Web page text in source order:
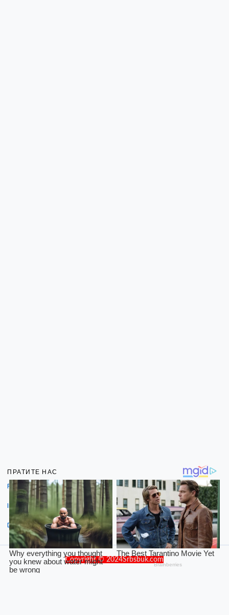
ПРАТИТЕ НАС
Facebook
Instagram
Dribbble
Copyright © 2024Srbsbuk.com